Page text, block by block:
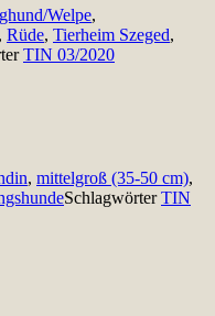
Welpe,
, Rüde, Tierheim Szeged,
TIN 03/2020
, mittelgroß (35-50 cm),
SchlagwörterTIN